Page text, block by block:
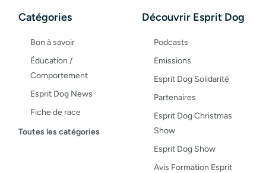
Catégories
Bon à savoir
Éducation /
Comportement
Esprit Dog News
Fiche de race
Maladies du chien
Toutes les catégories
Découvrir Esprit Dog
Podcasts
Emissions
Esprit Dog Solidarité
Partenaires
Esprit Dog Christmas
Show
Esprit Dog Show
Avis Formation Esprit